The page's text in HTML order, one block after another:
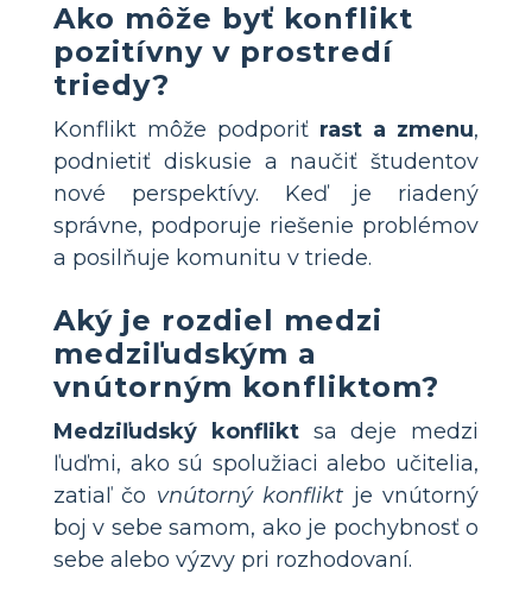
Ako môže byť konflikt
pozitívny v prostredí
triedy?
Konflikt môže podporiť rast a zmenu,
podnietiť diskusie a naučiť študentov
nové perspektívy. Keď je riadený
správne, podporuje riešenie problémov
a posilňuje komunitu v triede.
Aký je rozdiel medzi
medziľudským a
vnútorným konfliktom?
Medziľudský konfliktsa deje medzi
ľuďmi, ako sú spolužiaci alebo učitelia,
zatiaľ čo vnútorný konflikt je vnútorný
boj v sebe samom, ako je pochybnosť o
sebe alebo výzvy pri rozhodovaní.